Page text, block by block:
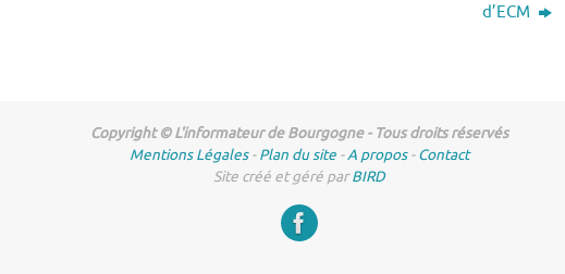
d’ECM
Copyright © L'informateur de Bourgogne - Tous droits réservés
Mentions Légales-Plan du site -A propos-Contact
Site créé et géré parBIRD